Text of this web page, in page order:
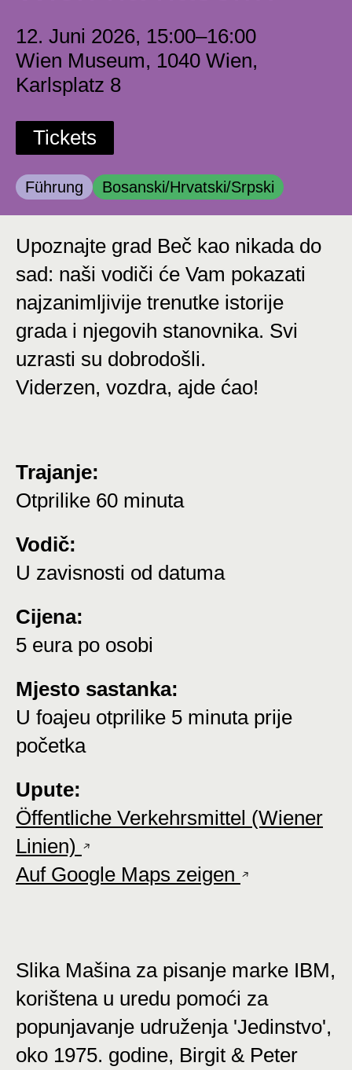
12. Juni 2026, 15:00–16:00
Wien Museum, 1040 Wien,
Karlsplatz 8
Tickets
Kategorie:
Führung Kategorie:
Bosanski/Hrvatski/Srpski
Upoznajte grad Beč kao nikada do
sad: naši vodiči će Vam pokazati
najzanimljivije trenutke istorije
grada i njegovih stanovnika. Svi
uzrasti su dobrodošli.
Viderzen, vozdra, ajde ćao!
Trajanje:
Otprilike 60 minuta
Vodič:
U zavisnosti od datuma
Cijena:
5 eura po osobi
Mjesto sastanka:
U foajeu otprilike 5 minuta prije
početka
Upute:
Öffentliche Verkehrsmittel (Wiener
Linien)
Auf Google Maps zeigen
Slika Mašina za pisanje marke IBM,
korištena u uredu pomoći za
popunjavanje udruženja 'Jedinstvo',
oko 1975. godine, Birgit & Peter